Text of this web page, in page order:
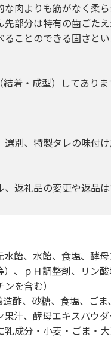
肉よりも筋がなく柔ら
部分は特有の歯ごたえ
ことのできる固さとい
着・成型）してあり
別、特製タレの味付
返礼品の変更や返品は
飴、水飴、食塩、酵
、ｐＨ調整剤、リン
を含む）
酢、砂糖、食塩、ご
汁、酵母エキスパウ
成分・小麦・ごま・大